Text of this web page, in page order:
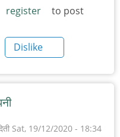
register
to post
Dislike
Sat, 19/12/2020 - 18:34